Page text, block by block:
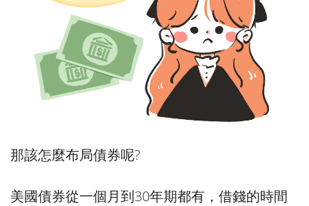
那該怎麼布局債券呢?
美國債券從一個月到30年期都有，借錢的時間